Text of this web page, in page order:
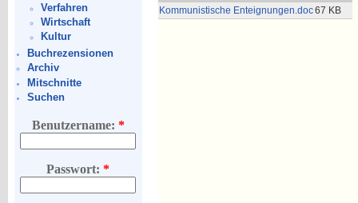
Verfahren
Wirtschaft
Kultur
Buchrezensionen
Archiv
Mitschnitte
Suchen
Benutzername: *
Passwort:*
Kommunistische Enteignungen.doc67 KB